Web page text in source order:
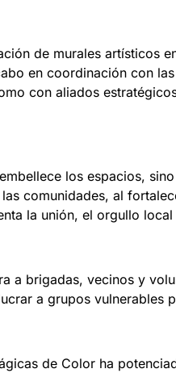
de murales artísticos
en coordinación con las
con aliados
los espacios,
comunidades, al
la unión, el orgullo local
a brigadas, vecinos y
a grupos vulnerables
de Color ha